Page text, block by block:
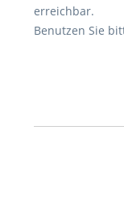
erreichbar.
Benutzen Sie